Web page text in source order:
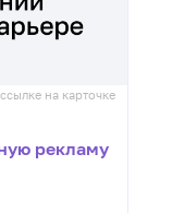
на карточке
рекламу